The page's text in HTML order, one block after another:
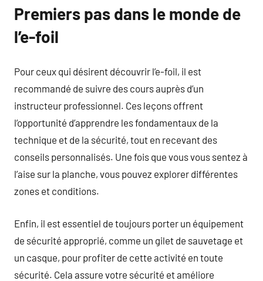
Premiers pas dans le monde de
l’e-foil
Pour ceux qui désirent découvrir l’e-foil, il est
recommandé de suivre des cours auprès d’un
instructeur professionnel. Ces leçons offrent
l’opportunité d’apprendre les fondamentaux de la
technique et de la sécurité, tout en recevant des
conseils personnalisés. Une fois que vous vous sentez à
l’aise sur la planche, vous pouvez explorer différentes
zones et conditions.
Enfin, il est essentiel de toujours porter un équipement
de sécurité approprié, comme un gilet de sauvetage et
un casque, pour profiter de cette activité en toute
sécurité. Cela assure votre sécurité et améliore